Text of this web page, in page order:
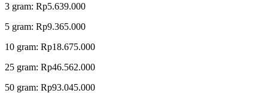
3 gram: Rp5.639.000
5 gram: Rp9.365.000
10 gram: Rp18.675.000
25 gram: Rp46.562.000
50 gram: Rp93.045.000